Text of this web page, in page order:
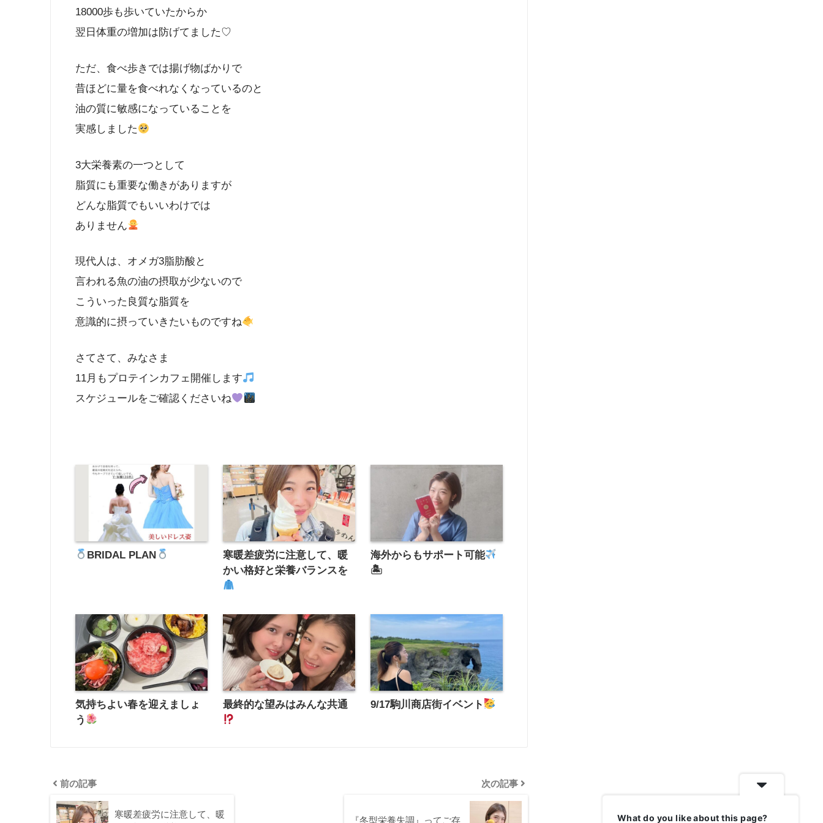
18000歩も歩いていたからか
翌日体重の増加は防げてました♡
ただ、食べ歩きでは揚げ物ばかりで
昔ほどに量を食べれなくなっているのと
油の質に敏感になっていることを
実感しました
3大栄養素の一つとして
脂質にも重要な働きがありますが
どんな脂質でもいいわけでは
ありません
現代人は、オメガ3脂肪酸と
言われる魚の油の摂取が少ないので
こういった良質な脂質を
意識的に摂っていきたいものですね
さてさて、みなさま
11月もプロテインカフェ開催します
スケジュールをご確認くださいね
BRIDAL PLAN
寒暖差疲労に注意して、暖
かい格好と栄養バランスを
海外からもサポート可能
🏝
気持ちよい春を迎えましょ
う
最終的な望みはみんな共通 9/17駒川商店街イベント
前の記事
寒暖差疲労に注意して、暖
次の記事
『冬型栄養失調』ってご存 What do you like about this page?